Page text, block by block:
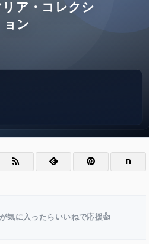
気に入ったらいいねで応援👍